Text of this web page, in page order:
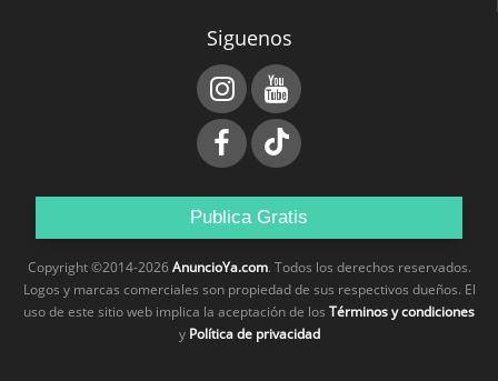
Siguenos
Publica Gratis
Copyright ©2014-2026AnuncioYa.com. Todos los derechos reservados.
Logos y marcas comerciales son propiedad de sus respectivos dueños. El
uso de este sitio web implica la aceptación de los Términos y condiciones
y Política de privacidad